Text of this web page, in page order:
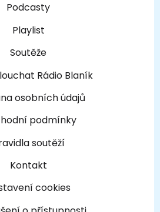
Podcasty
Playlist
Soutěže
Rádio Blaník
osobních údajů
podmínky
soutěží
Kontakt
cookies